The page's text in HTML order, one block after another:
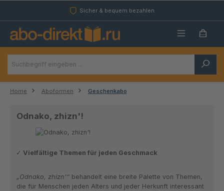
Zum Hauptinhalt springenSicher & bequem bezahlen
Home Aboformen Geschenkabo
Odnako, zhizn'!
Vielfältige Themen für jeden Geschmack
„Odnako, zhizn'“behandelt eine breite Palette von Themen,
die für Menschen jeden Alters und jeder Herkunft interessant